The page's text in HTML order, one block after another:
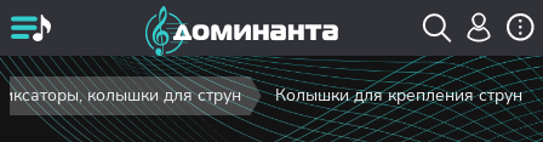
колышки для струн Колышки для крепления струн